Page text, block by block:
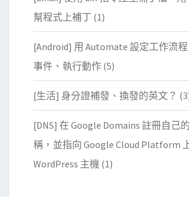
幫程式上補丁 (1)
[Android] 用 Automate 設定工作流
事件、執行動作 (5)
[生活] 身分證補發、換發的英文？
[DNS] 在 Google Domains 註冊自己
稱，並指向 Google Cloud Platform
WordPress 主機 (1)